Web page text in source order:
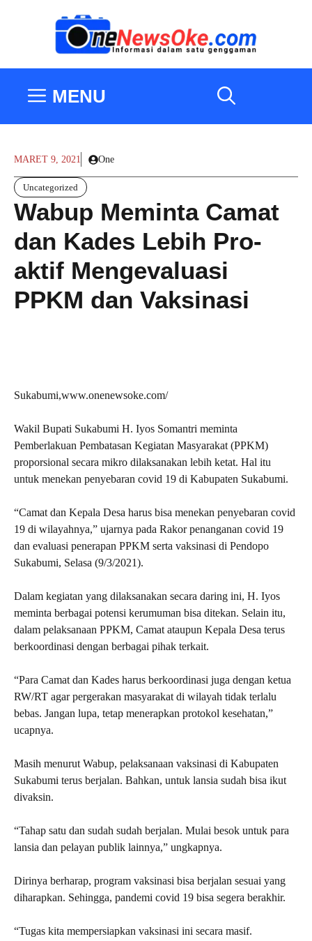
MENU
MARET 9, 2021 One
Uncategorized
Wabup Meminta Camat
dan Kades Lebih Pro-
aktif Mengevaluasi
PPKM dan Vaksinasi
Sukabumi,www.onenewsoke.com/
Wakil Bupati Sukabumi H. Iyos Somantri meminta
Pemberlakuan Pembatasan Kegiatan Masyarakat (PPKM)
proporsional secara mikro dilaksanakan lebih ketat. Hal itu
untuk menekan penyebaran covid 19 di Kabupaten Sukabumi.
“Camat dan Kepala Desa harus bisa menekan penyebaran covid
19 di wilayahnya,” ujarnya pada Rakor penanganan covid 19
dan evaluasi penerapan PPKM serta vaksinasi di Pendopo
Sukabumi, Selasa (9/3/2021).
Dalam kegiatan yang dilaksanakan secara daring ini, H. Iyos
meminta berbagai potensi kerumuman bisa ditekan. Selain itu,
dalam pelaksanaan PPKM, Camat ataupun Kepala Desa terus
berkoordinasi dengan berbagai pihak terkait.
“Para Camat dan Kades harus berkoordinasi juga dengan ketua
RW/RT agar pergerakan masyarakat di wilayah tidak terlalu
bebas. Jangan lupa, tetap menerapkan protokol kesehatan,”
ucapnya.
Masih menurut Wabup, pelaksanaan vaksinasi di Kabupaten
Sukabumi terus berjalan. Bahkan, untuk lansia sudah bisa ikut
divaksin.
“Tahap satu dan sudah sudah berjalan. Mulai besok untuk para
lansia dan pelayan publik lainnya,” ungkapnya.
Dirinya berharap, program vaksinasi bisa berjalan sesuai yang
diharapkan. Sehingga, pandemi covid 19 bisa segera berakhir.
“Tugas kita mempersiapkan vaksinasi ini secara masif.